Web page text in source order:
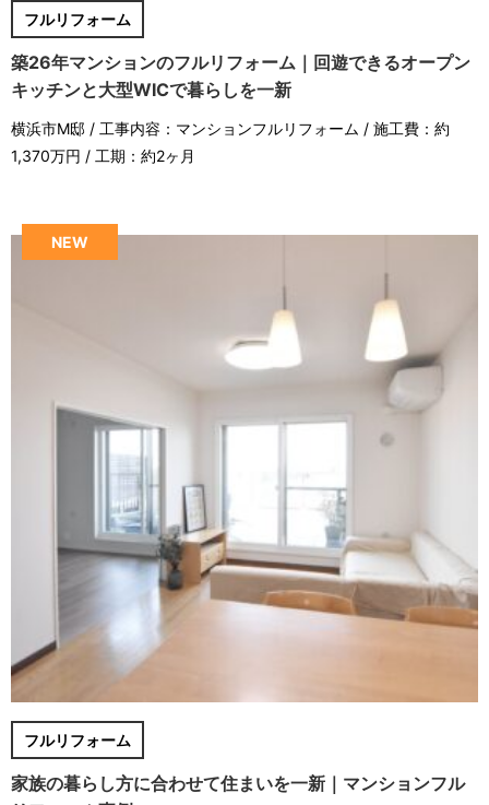
フルリフォーム
築26年マンションのフルリフォーム｜回遊できるオープン
キッチンと大型WICで暮らしを一新
横浜市M邸 / 工事内容：マンションフルリフォーム / 施工費：約
1,370万円 / 工期：約2ヶ月
NEW
フルリフォーム
家族の暮らし方に合わせて住まいを一新｜マンションフル